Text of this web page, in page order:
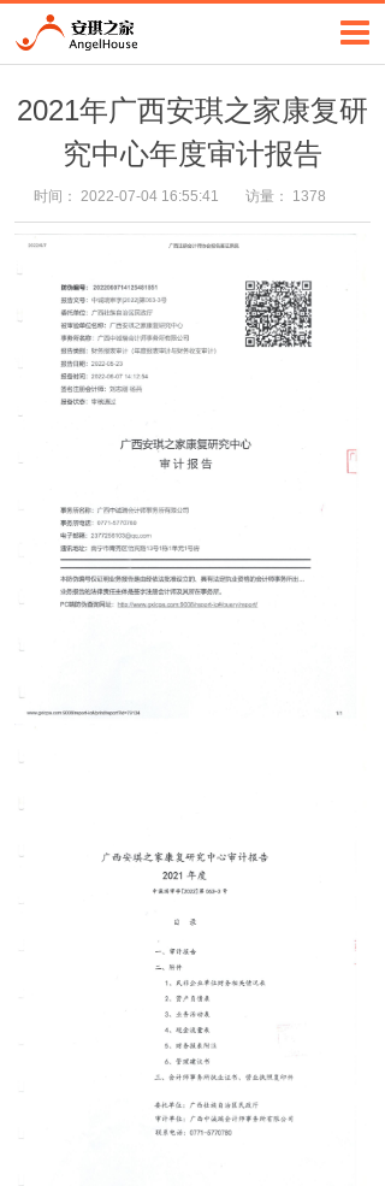
2021年广西安琪之家康复研
究中心年度审计报告
时间： 2022-07-04 16:55:41 访量： 1378